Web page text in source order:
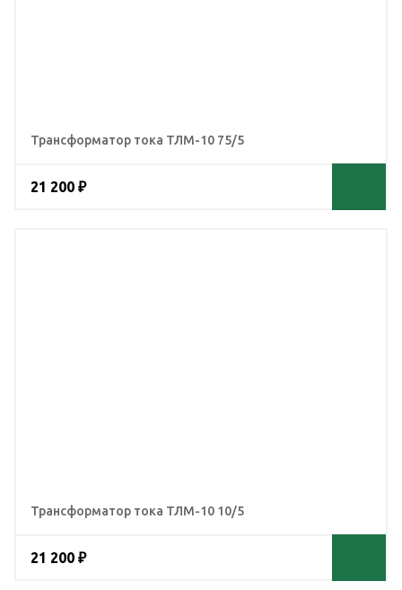
Трансформатор тока ТЛМ-10 75/5
21 200 ₽
Трансформатор тока ТЛМ-10 10/5
21 200 ₽